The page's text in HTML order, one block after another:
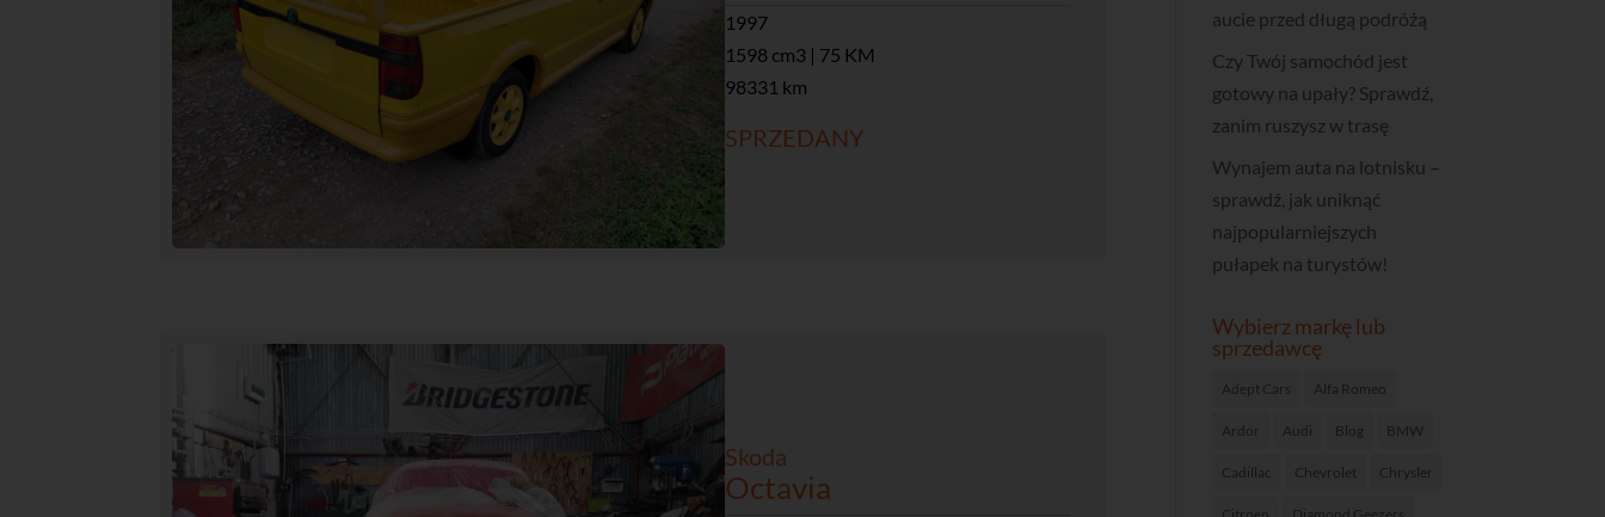
1997
1598 cm3 | 75 KM
98331 km
SPRZEDANY
Skoda
Octavia
aucie przed długą podróżą
Czy Twój samochód jest
gotowy na upały? Sprawdź,
zanim ruszysz w trasę
Wynajem auta na lotnisku –
sprawdź, jak uniknąć
najpopularniejszych
pułapek na turystów!
Wybierz markę lub
sprzedawcę
Adept Cars Alfa Romeo
Ardor Audi Blog BMW
Cadillac Chevrolet Chrysler